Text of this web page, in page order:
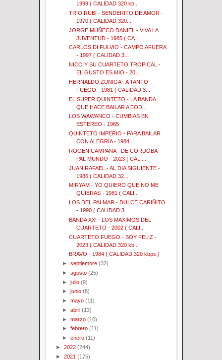
1999 ( CALIDAD 320 kb...
TRIO RUBI - SENDERITO DE AMOR -
1970 ( CALIDAD 320...
JORGE MUÑECO DANIEL - VIVA LA
JUVENTUD - 1985 ( CA...
CARLOS DI FULVIO - CAMPO AFUERA
- 1997 ( CALIDAD 3...
NICO Y SU CUARTETO TROPICAL -
EL GUSTO ES MIO - 20...
HERNALDO ZUNIGA - A TANTO
FUEGO - 1981 ( CALIDAD 3...
EL SUPER QUINTETO - LA BANDA
QUE HACE BAILAR A TOD...
LOS WAWANCO - CUMBIAS EN
ESTEREO - 1965
QUINTETO IMPERIO - PARA BAILAR
CON ALEGRIA - 1984 ...
ROGEN CAMPANA - DE CORDOBA
PAL MUNDO - 2023 ( CALI...
JUAN RAFAEL - AL DIA SIGUIENTE -
1986 ( CALIDAD 32...
MIRYAM - YO QUIERO QUE NO ME
QUIERAS - 1981 ( CALI...
LOS DEL PALMAR - DULCE CARIÑITO
- 1990 ( CALIDAD 3...
BANDA XXI - LOS MAXIMOS DEL
CUARTETO - 2002 ( CALI...
CUARTETO FUEGO - SOY FELIZ -
2023 ( CALIDAD 320 kb...
BRAVO - 1984 ( CALIDAD 320 kbps )
►septiembre (32)
►agosto (25)
►julio (9)
►junio (8)
►mayo (11)
►abril (13)
►marzo (10)
►febrero (11)
►enero (11)
► 2022 (244)
► 2021 (175)